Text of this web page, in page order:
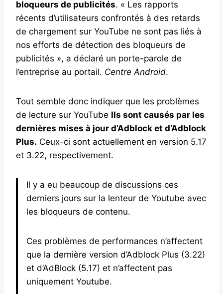
bloqueurs de publicités. « Les rapports
récents d’utilisateurs confrontés à des retards
de chargement sur YouTube ne sont pas liés à
nos efforts de détection des bloqueurs de
publicités », a déclaré un porte-parole de
l’entreprise au portail. Centre Android.
Tout semble donc indiquer que les problèmes
de lecture sur YouTube Ils sont causés par les
dernières mises à jour d’Adblock et d’Adblock
Plus. Ceux-ci sont actuellement en version 5.17
et 3.22, respectivement.
Il y a eu beaucoup de discussions ces
derniers jours sur la lenteur de Youtube avec
les bloqueurs de contenu.
Ces problèmes de performances n’affectent
que la dernière version d’Adblock Plus (3.22)
et d’AdBlock (5.17) et n’affectent pas
uniquement Youtube.